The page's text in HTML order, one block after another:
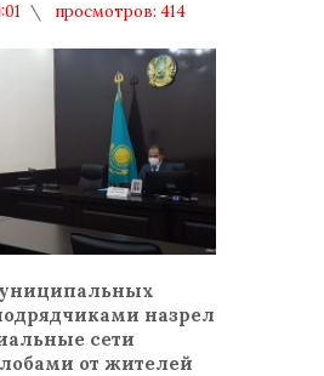
просмотров: 414
назрел
сети
от жителей